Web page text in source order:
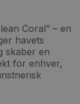
Coral” – en
havets
skaber en
for enhver,